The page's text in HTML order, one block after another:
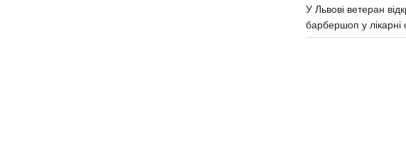
У Львові ветеран
барбершоп у